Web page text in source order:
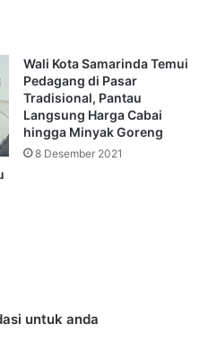
Wali Kota Samarinda Temui
Pedagang di Pasar
Tradisional, Pantau
Langsung Harga Cabai
hingga Minyak Goreng
8 Desember 2021
untuk anda